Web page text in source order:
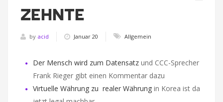
ZEHNTE
by acid Januar 20 Allgemein
Der Mensch wird zum Datensatz und CCC-Sprecher
Frank Rieger gibt einen Kommentar dazu
Virtuelle Währung zu realer Währung in Korea ist da